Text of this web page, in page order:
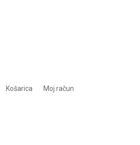
Košarica Moj račun